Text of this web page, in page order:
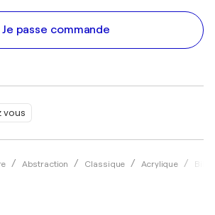
vous
Abstraction Classique Acrylique Bill
Je passe commande